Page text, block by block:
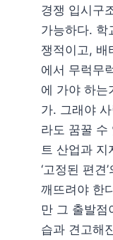
경쟁 입시구
가능하다. 학
쟁적이고, 배
에서 무럭무
에 가야 하는
가. 그래야
라도 꿈꿀 수
트 산업과 지
‘고정된 편견
깨뜨려야 한
만 그 출발점
습과 견고해